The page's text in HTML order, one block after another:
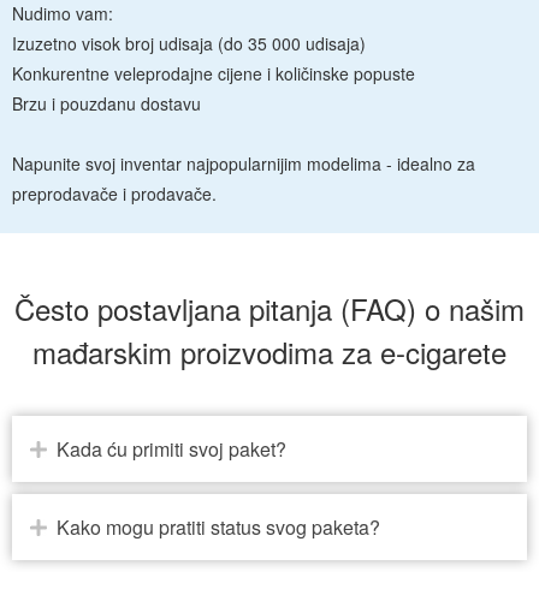
Nudimo vam:
Izuzetno visok broj udisaja (do 35 000 udisaja)
Konkurentne veleprodajne cijene i količinske popuste
Brzu i pouzdanu dostavu
Napunite svoj inventar najpopularnijim modelima - idealno za
preprodavače i prodavače.
Često postavljana pitanja (FAQ) o našim
mađarskim proizvodima za e-cigarete
Kada ću primiti svoj paket?
Kako mogu pratiti status svog paketa?